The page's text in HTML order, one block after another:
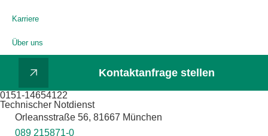
Karriere
Über uns
Kontaktanfrage stellen
0151-14654122
Technischer Notdienst
Orleansstraße 56, 81667 München
089 215871-0